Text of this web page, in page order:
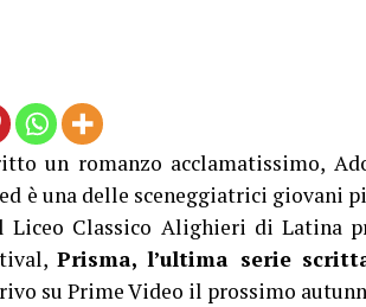
un romanzo acclamatissimo,
è una delle sceneggiatrici giovani
Liceo Classico Alighieri di Latina
Prisma, l’ultima serie
su Prime Video il prossimo